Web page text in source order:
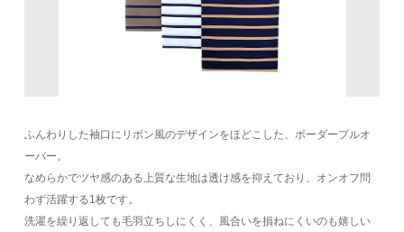
ふんわりした袖口にリボン風のデザインをほどこした、ボーダープルオ
ーバー。
なめらかでツヤ感のある上質な生地は透け感を抑えており、オンオフ問
わず活躍する1枚です。
洗濯を繰り返しても毛羽立ちしにくく、風合いを損ねにくいのも嬉しい